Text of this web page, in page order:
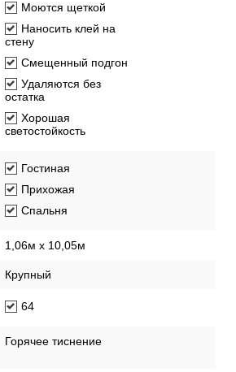
Моются щеткой
Наносить клей на
стену
Смещенный подгон
Удаляются без
остатка
Хорошая
светостойкость
Гостиная
Прихожая
Спальня
1,06м х 10,05м
Крупный
64
Горячее тиснение